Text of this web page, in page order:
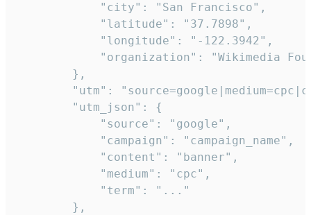
            "city": "San Francisco",
            "latitude": "37.7898",
            "longitude": "-122.3942",
"organization": "Wikimedia
        },
"utm":
        "utm_json": {
            "source": "google",
            "campaign": "campaign_name",
            "content": "banner",
            "medium": "cpc",
            "term": "..."
        },